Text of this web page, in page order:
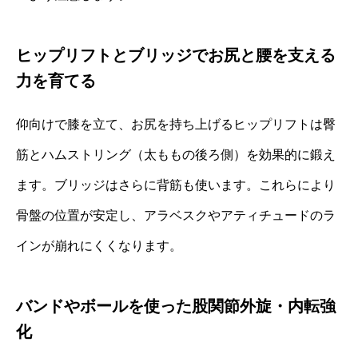
ヒップリフトとブリッジでお尻と腰を支える
力を育てる
仰向けで膝を立て、お尻を持ち上げるヒップリフトは臀
筋とハムストリング（太ももの後ろ側）を効果的に鍛え
ます。ブリッジはさらに背筋も使います。これらにより
骨盤の位置が安定し、アラベスクやアティチュードのラ
インが崩れにくくなります。
バンドやボールを使った股関節外旋・内転強
化